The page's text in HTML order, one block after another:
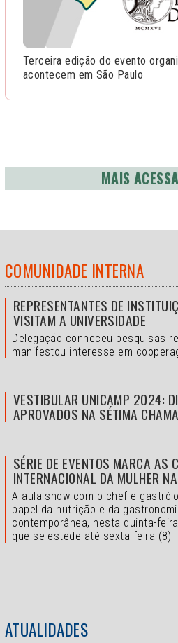
Terceira edição do evento
acontecem em São Paulo
MAIS
COMUNIDADE INTERNA
REPRESENTANTES DE
VISITAM A UNIVERSIDADE
Delegação conheceu pesquisas
manifestou interesse em
VESTIBULAR UNICAMP 2024:
APROVADOS NA SÉTIMA
SÉRIE DE EVENTOS MARCA AS
INTERNACIONAL DA MULHER
A aula show com o chef e
papel da nutrição e da
contemporânea, nesta quinta-
que se estede até sexta-feira (8)
ATUALIDADES